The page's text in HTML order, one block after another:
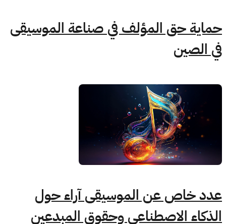
حماية حق المؤلف في صناعة الموسيقى
في الصين
عدد خاص عن الموسيقى آراء حول
الذكاء الاصطناعي وحقوق المبدعين